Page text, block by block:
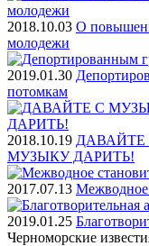
2018.10.03 О
молодежи
2019.01.30
потомкам
2018.10.19
МУЗЫКУ ДАРИТЬ!
2017.07.13 Межводное
2019.01.25
Черноморские